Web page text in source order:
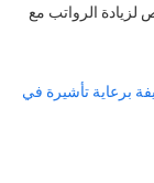
لزيادة الرواتب مع
بدون مهارات: 40,000 وظيفة برعاية تأشيرة في